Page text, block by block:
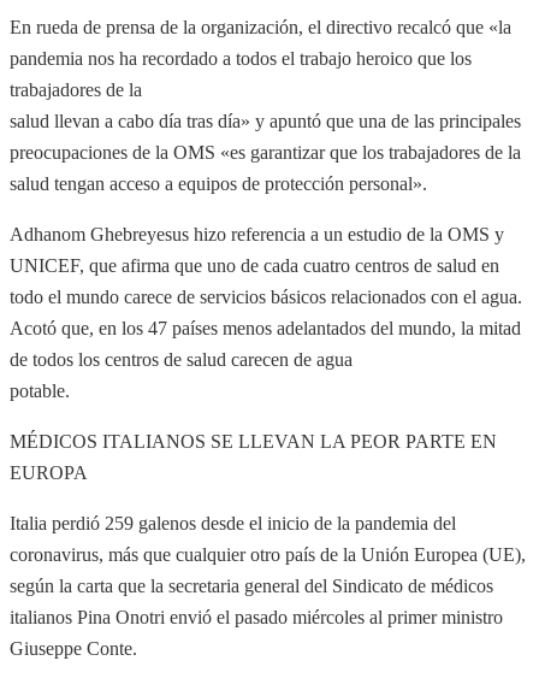
En rueda de prensa de la organización, el directivo recalcó que «la
pandemia nos ha recordado a todos el trabajo heroico que los
trabajadores de la
salud llevan a cabo día tras día» y apuntó que una de las principales
preocupaciones de la OMS «es garantizar que los trabajadores de la
salud tengan acceso a equipos de protección personal».
Adhanom Ghebreyesus hizo referencia a un estudio de la OMS y
UNICEF, que afirma que uno de cada cuatro centros de salud en
todo el mundo carece de servicios básicos relacionados con el agua.
Acotó que, en los 47 países menos adelantados del mundo, la mitad
de todos los centros de salud carecen de agua
potable.
MÉDICOS ITALIANOS SE LLEVAN LA PEOR PARTE EN
EUROPA
Italia perdió 259 galenos desde el inicio de la pandemia del
coronavirus, más que cualquier otro país de la Unión Europea (UE),
según la carta que la secretaria general del Sindicato de médicos
italianos Pina Onotri envió el pasado miércoles al primer ministro
Giuseppe Conte.